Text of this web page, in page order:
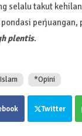
selalu takut
plentis.
*Opini
Twitter